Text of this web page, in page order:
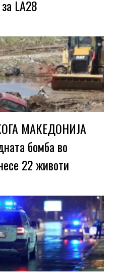
LA28
МАКЕДОНИЈА
бомба во
22 животи